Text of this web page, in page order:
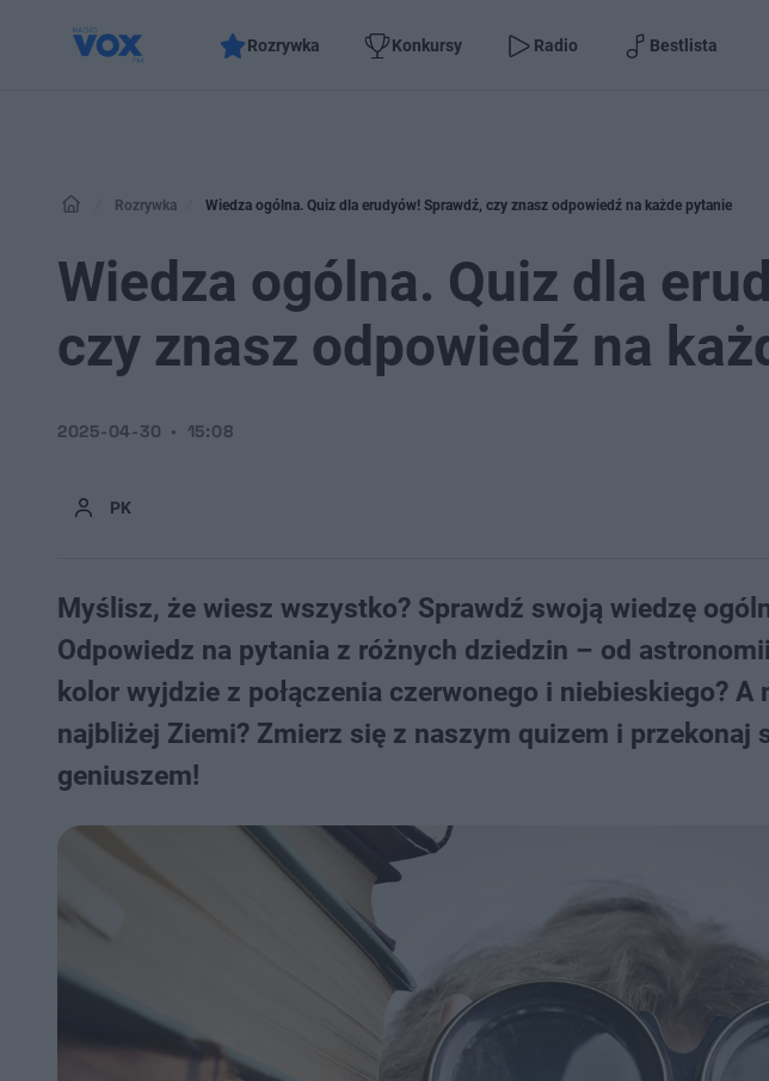
Rozrywka Konkursy Radio Bestlista
Rozrywka Wiedza ogólna. Quiz dla erudyów! Sprawdź, czy znasz odpowiedź na każde pytanie
Wiedza ogólna. Quiz dla
czy znasz odpowiedź na
PK
2025-04-30 15:08
Myślisz, że wiesz wszystko? Sprawdź swoją wiedzę
Odpowiedz na pytania z różnych dziedzin – od
kolor wyjdzie z połączenia czerwonego i niebieskiego?
najbliżej Ziemi? Zmierz się z naszym quizem i przekonaj
geniuszem!